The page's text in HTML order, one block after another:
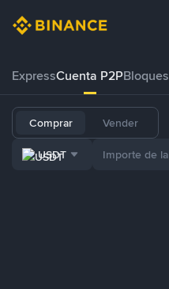
ExpressCuenta P2PBloques
Comprar Vender
USDT